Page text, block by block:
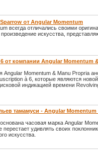
от Angular Momentum
всегда отличались своими
искусства,
от компании Angular Momentum
Angular Momentum & Manu Propria
à 6, которые являются
индикацией времени
тамамуси - Angular Momentum
часовая марка Angular
перестает удивлять своих
искусства.